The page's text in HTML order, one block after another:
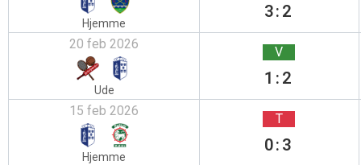
Hjemme
3:2
20 feb 2026
Ude
V
1:2
15 feb 2026
Hjemme
T
0:3